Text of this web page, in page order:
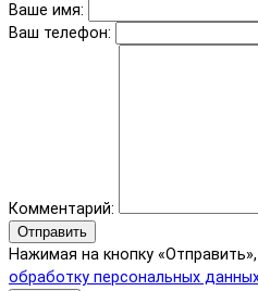
Ваше имя:
Ваш телефон:
Комментарий:
Отправить
Нажимая на кнопку
обработку персональных